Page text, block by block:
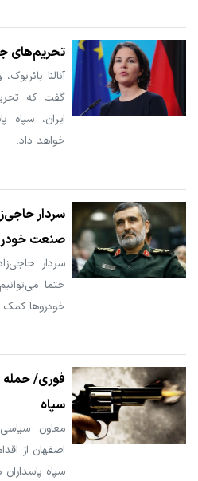
تحریم‌های
آنالنا
گفت که
ایران، سپاه
خواهد داد.
سردار
صنعت
سردار
حتما
خودروها کمک
فوری/ حمله
سپاه
معاون
اصفهان از
سپاه